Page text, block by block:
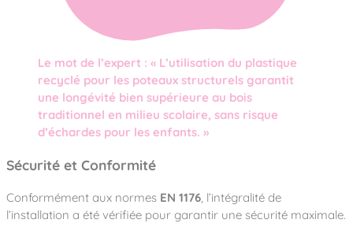
Le mot de l’expert : « L’utilisation du plastique
recyclé pour les poteaux structurels garantit
une longévité bien supérieure au bois
traditionnel en milieu scolaire, sans risque
d’échardes pour les enfants. »
Sécurité et Conformité
Conformément aux normes EN 1176 , l’intégralité de
l’installation a été vérifiée pour garantir une sécurité maximale.